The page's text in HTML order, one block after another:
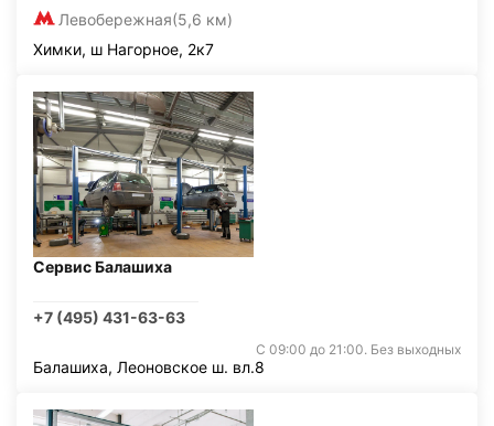
Левобережная(5,6 км)
Химки, ш Нагорное, 2к7
Сервис Балашиха
+7 (495) 431-63-63
С 09:00 до 21:00. Без выходных
Балашиха, Леоновское ш. вл.8